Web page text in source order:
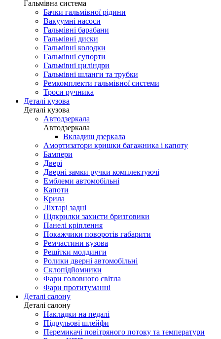
Гальмівна система
Бачки гальмівної рідини
Вакуумні насоси
Гальмівні барабани
Гальмівні диски
Гальмівні колодки
Гальмівні супорти
Гальмівні циліндри
Гальмівні шланги та трубки
Ремкомплекти гальмівної системи
Троси ручника
Деталі кузова
Деталі кузова
Автодзеркала
Автодзеркала
Вкладиш дзеркала
Амортизатори кришки багажника і капоту
Бампери
Двері
Дверні замки ручки комплектуючі
Емблеми автомобільні
Капоти
Крила
Ліхтарі задні
Підкрилки захисти бризговики
Панелі кріплення
Покажчики поворотів габарити
Ремчастини кузова
Решітки молдинги
Ролики дверні автомобільні
Склопідйомники
Фари головного світла
Фари протитуманні
Деталі салону
Деталі салону
Накладки на педалі
Підрульові шлейфи
Перемикачі повітряного потоку та температури